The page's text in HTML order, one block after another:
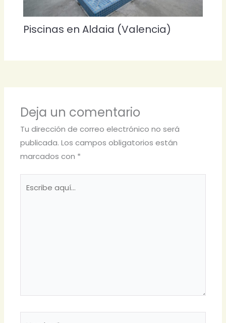
Piscinas en Aldaia (Valencia)
Deja un comentario
Tu dirección de correo electrónico no será
publicada. Los campos obligatorios están
marcados con *